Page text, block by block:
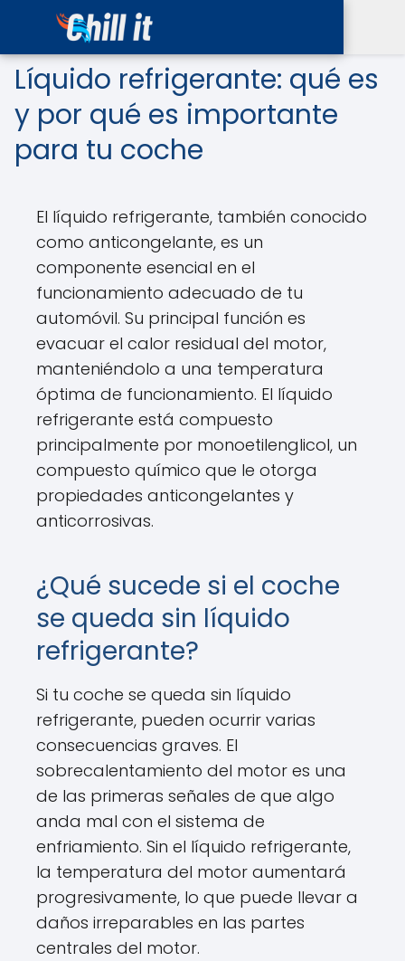
Líquido refrigerante: qué es
y por qué es importante
para tu coche
El líquido refrigerante, también conocido
como anticongelante, es un
componente esencial en el
funcionamiento adecuado de tu
automóvil. Su principal función es
evacuar el calor residual del motor,
manteniéndolo a una temperatura
óptima de funcionamiento. El líquido
refrigerante está compuesto
principalmente por monoetilenglicol, un
compuesto químico que le otorga
propiedades anticongelantes y
anticorrosivas.
¿Qué sucede si el coche
se queda sin líquido
refrigerante?
Si tu coche se queda sin líquido
refrigerante, pueden ocurrir varias
consecuencias graves. El
sobrecalentamiento del motor es una
de las primeras señales de que algo
anda mal con el sistema de
enfriamiento. Sin el líquido refrigerante,
la temperatura del motor aumentará
progresivamente, lo que puede llevar a
daños irreparables en las partes
centrales del motor.